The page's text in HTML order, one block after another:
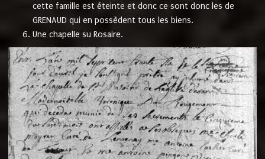
cette famille est éteinte et donc ce sont donc les de
GRENAUD qui en possèdent tous les biens.
Une chapelle su Rosaire.